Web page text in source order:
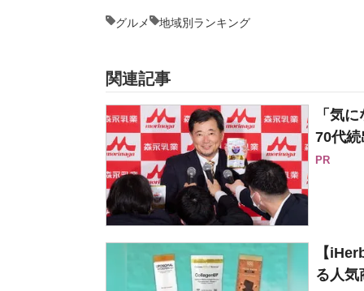
グルメ 地域別ランキング
関連記事
「気
70代続
PR
【
る人気